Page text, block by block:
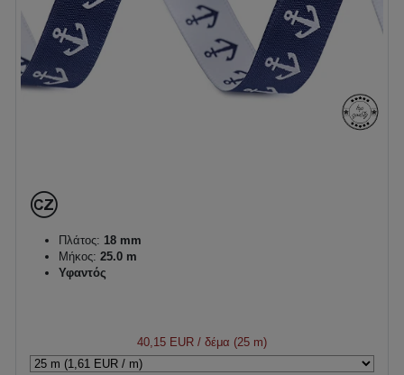
Πλάτος: 18 mm
Μήκος: 25.0 m
Υφαντός
40,15 EUR / δέμα (25 m)